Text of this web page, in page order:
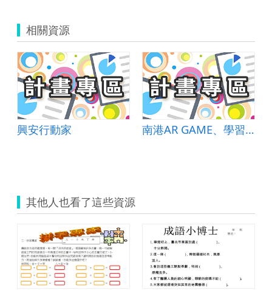
相關資源
興安行動家 南港AR GAME、學習DOUBLE GAIN &minus;擴增實境探究學習
其他人也看了這些資源